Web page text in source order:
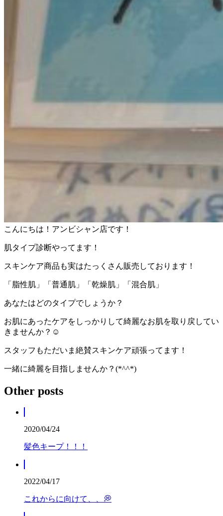
こんにちは！アンビシャン店です！
肌タイプ診断やってます！
スキンケア商品も実はたっくさん販売しております！
「脂性肌」「普通肌」「乾燥肌」「混合肌」
あなたはどのタイプでしょうか？
お肌にあったケアをしっかりして綺麗なお肌を取り戻してい
きませんか？☺️
スタッフもただいま絶賛スキンケア頑張ってます！
一緒に綺麗を目指しませんか？ (*^^*)
Other posts
2020/04/24
髪色キープ！！！
2022/04/17
これからに向けて、、💭